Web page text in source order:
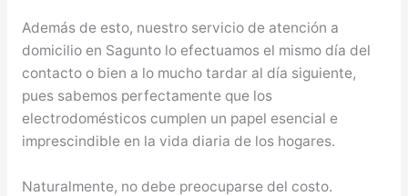
Además de esto, nuestro servicio de atención a
domicilio en Sagunto lo efectuamos el mismo día del
contacto o bien a lo mucho tardar al día siguiente,
pues sabemos perfectamente que los
electrodomésticos cumplen un papel esencial e
imprescindible en la vida diaria de los hogares.
Naturalmente, no debe preocuparse del costo.